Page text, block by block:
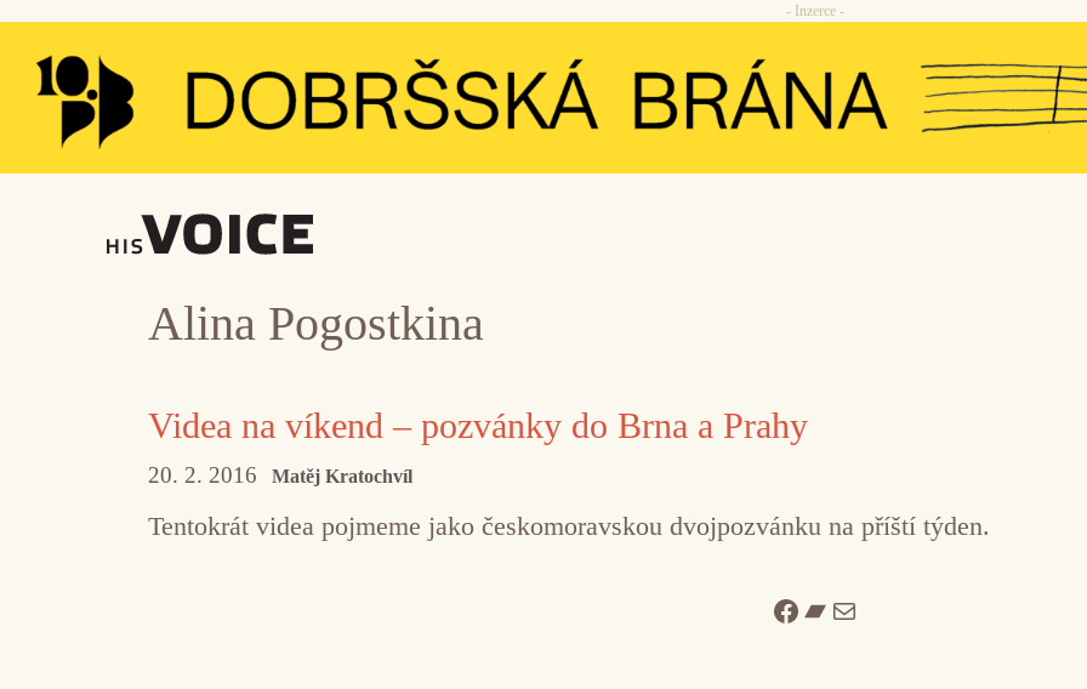
Přeskočit
obsah
- Inzerce -
Alina Pogostkina
Videa na víkend – pozvánky do Brna a Prahy
20. 2. 2016 Matěj Kratochvíl
Tentokrát videa pojmeme jako českomoravskou dvojpozvánku na příští týden.
Facebook
Bandcamp
Mail